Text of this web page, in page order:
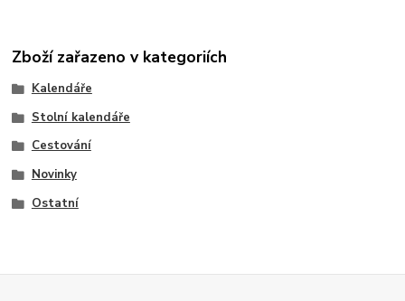
Zboží zařazeno v kategoriích
Kalendáře
Stolní kalendáře
Cestování
Novinky
Ostatní